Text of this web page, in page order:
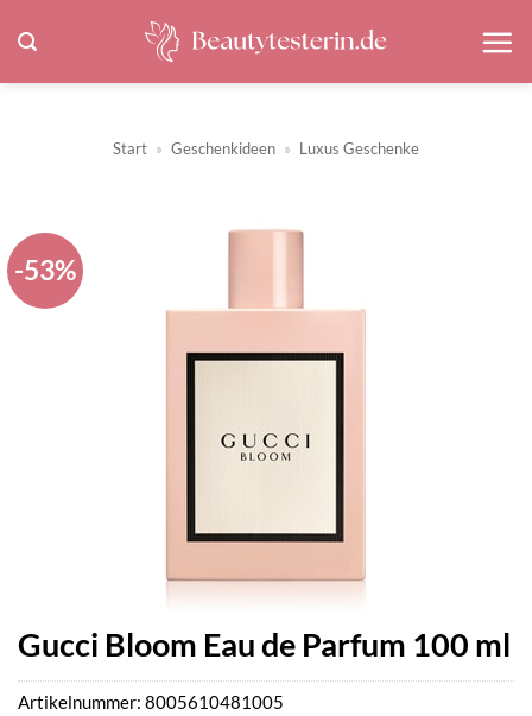
Inhalt
springen
Start » Geschenkideen » Luxus Geschenke
-53%
Gucci Bloom Eau de Parfum 100 ml
Artikelnummer: 8005610481005